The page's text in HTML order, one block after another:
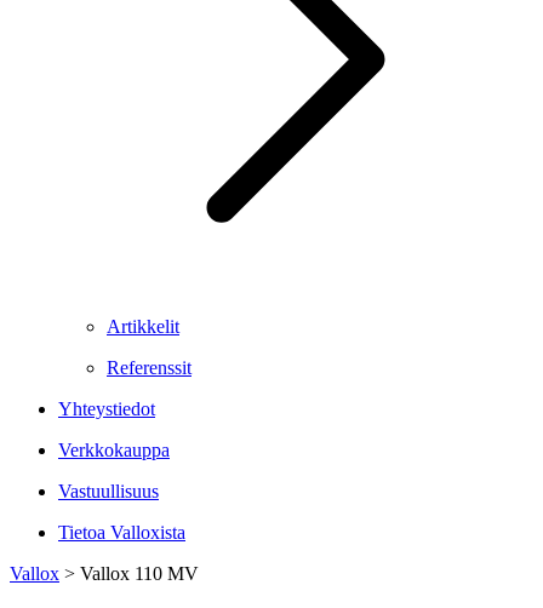
Artikkelit
Referenssit
Yhteystiedot
Verkkokauppa
Vastuullisuus
Tietoa Valloxista
Vallox > Vallox 110 MV